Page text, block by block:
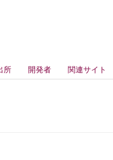
関連サイト
開発者
所